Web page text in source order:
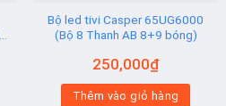
Bộ led tivi Casper 65UG6000
(Bộ 8 Thanh AB 8+9 bóng)
250,000₫
Thêm vào giỏ hàng